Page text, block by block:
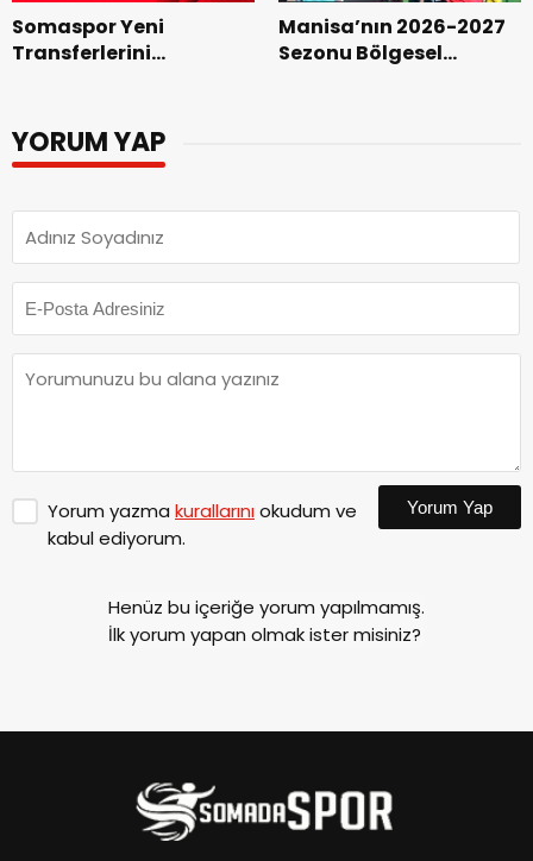
Somaspor Yeni
Transferlerini
Manisa’nın 2026-2027
Sezonu Bölgesel
YORUM YAP
Yorum yazma kurallarınıokudum ve
kabul ediyorum.
Yorum Yap
Henüz bu içeriğe yorum yapılmamış.
İlk yorum yapan olmak ister misiniz?